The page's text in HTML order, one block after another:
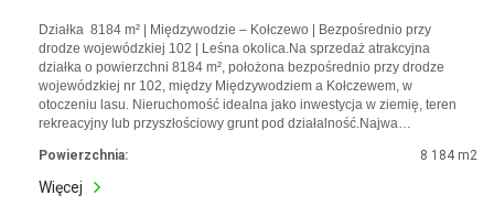
Działka 8184 m² | Międzywodzie – Kołczewo | Bezpośrednio przy
drodze wojewódzkiej 102 | Leśna okolica.Na sprzedaż atrakcyjna
działka o powierzchni 8184 m², położona bezpośrednio przy drodze
wojewódzkiej nr 102, między Międzywodziem a Kołczewem, w
otoczeniu lasu. Nieruchomość idealna jako inwestycja w ziemię, teren
rekreacyjny lub przyszłościowy grunt pod działalność.Najwa…
Powierzchnia: 8 184 m2
Więcej